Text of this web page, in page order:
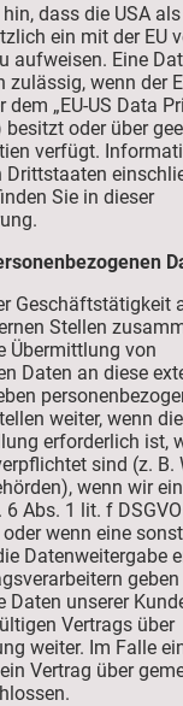
dass die USA
ein mit der EU
aufweisen. Eine
zulässig, wenn der
„EU-US Data
besitzt oder über
verfügt.
Drittstaaten
Sie in dieser
Geschäftstätigkeit
Stellen
Übermittlung von
Daten an diese
weiter, wenn
erforderlich ist,
sind (z. B.
wenn wir
6 Abs. 1 lit. f
wenn eine
Datenweitergabe
Daten unserer
Vertrags über
weiter. Im Falle
Vertrag über